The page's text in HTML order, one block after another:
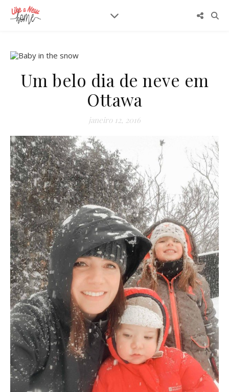
Um belo dia de neve em
Ottawa
janeiro 12, 2016